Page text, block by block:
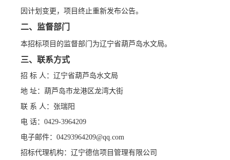
因计划变更，项目终止重新发布公告。
二、监督部门
本招标项目的监督部门为辽宁省葫芦岛水文局。
三、联系方式
招 标 人： 辽宁省葫芦岛水文局
地 址： 葫芦岛市龙港区龙湾大街
联 系 人： 张瑞阳
电 话： 0429-3964209
电子邮件： 04293964209@qq.com
招标代理机构： 辽宁德信项目管理有限公司